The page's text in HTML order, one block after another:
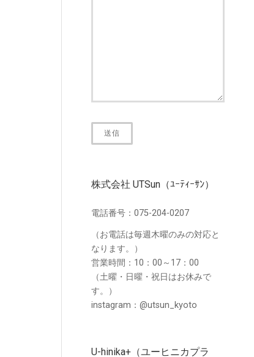
株式会社 UTSun（ﾕｰﾃｨｰｻﾝ）
電話番号：075-204-0207
（お電話は毎週木曜のみの対応と
なります。）
営業時間：10：00～17：00
（土曜・日曜・祝日はお休みで
す。）
instagram：@utsun_kyoto
U-hinika+（ユーヒニカプラ